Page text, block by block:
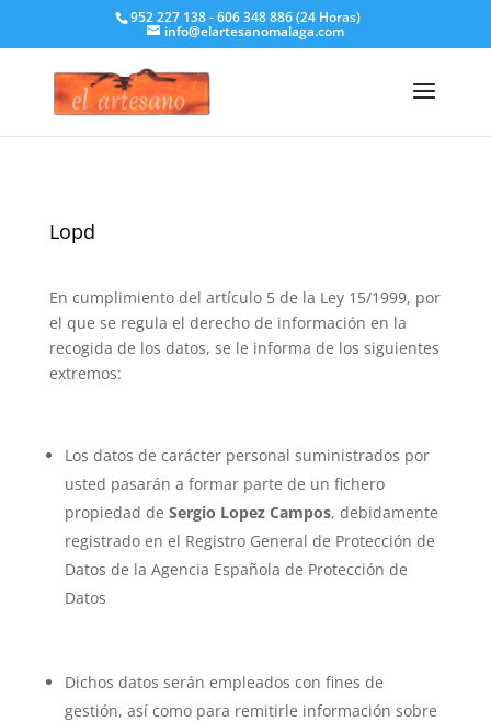
952 227 138 - 606 348 886 (24 Horas)
info@elartesanomalaga.com
Lopd
En cumplimiento del artículo 5 de la Ley 15/1999, por
el que se regula el derecho de información en la
recogida de los datos, se le informa de los siguientes
extremos:
Los datos de carácter personal suministrados por
usted pasarán a formar parte de un fichero
propiedad de Sergio Lopez Campos, debidamente
registrado en el Registro General de Protección de
Datos de la Agencia Española de Protección de
Datos
Dichos datos serán empleados con fines de
gestión, así como para remitirle información sobre